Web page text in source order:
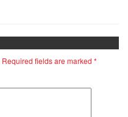
Required fields are marked *